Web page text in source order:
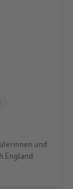
und
England.